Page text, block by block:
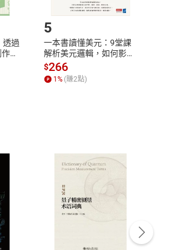
看書
資訊
一到週五 10:00-12:00、
透過
現
如
5
一本書讀懂美元：9堂課
解析美元邏輯，如何影響
全球經濟和每個人的投資
【電子書】
$266
1% (賺2點)